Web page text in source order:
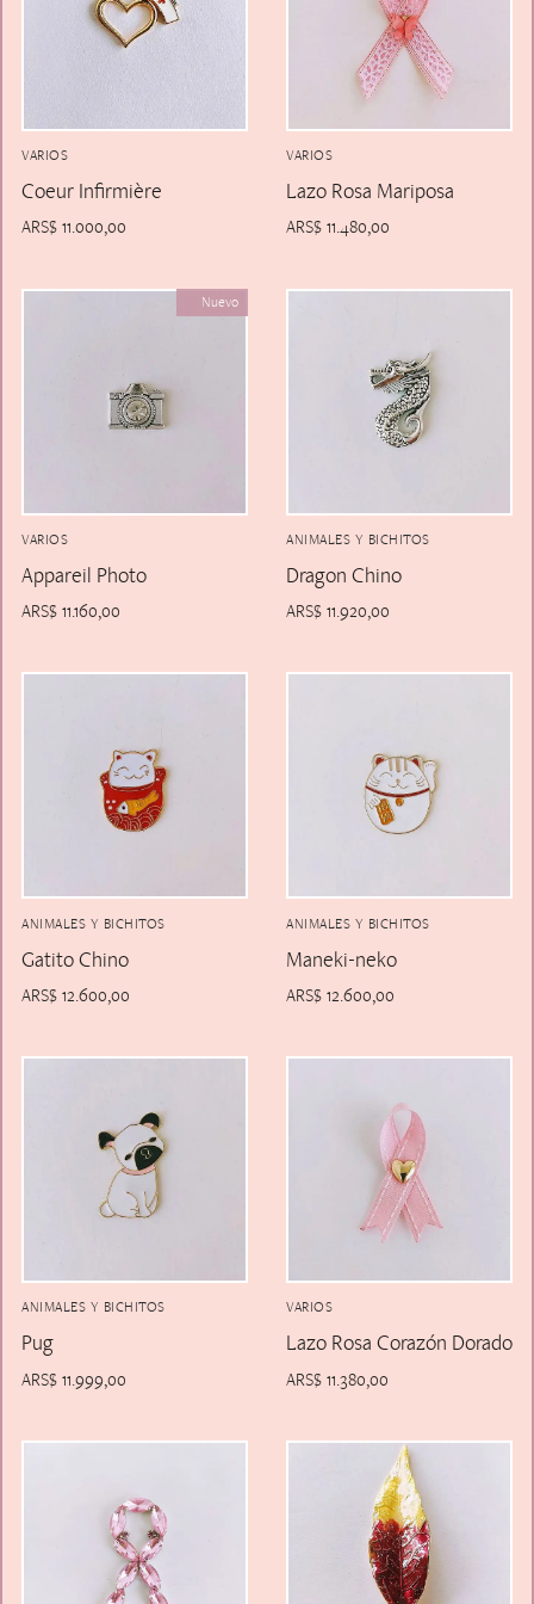
Sobrios
VARIOS
Coeur Infirmière
ARS$ 11.000,00
VARIOS
Lazo Rosa Mariposa
ARS$ 11.480,00
VARIOS
Nuevo
Appareil Photo
ARS$ 11.160,00
ANIMALES Y BICHITOS
Dragon Chino
ARS$ 11.920,00
ANIMALES Y BICHITOS
Gatito Chino
ARS$ 12.600,00
ANIMALES Y BICHITOS
Maneki-neko
ARS$ 12.600,00
ANIMALES Y BICHITOS
Pug
ARS$ 11.999,00
VARIOS
Lazo Rosa Corazón Dorado
ARS$ 11.380,00